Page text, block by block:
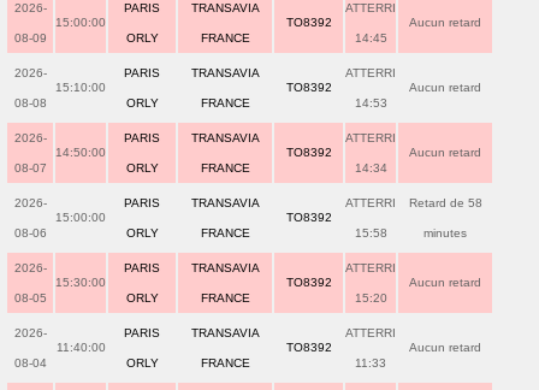
2026-
08-09
15:00:00
PARIS
ORLY
TRANSAVIA
FRANCE
TO8392
ATTERRI
14:45
Aucun retard
2026-
08-08
15:10:00
PARIS
ORLY
TRANSAVIA
FRANCE
TO8392
ATTERRI
14:53
Aucun retard
2026-
08-07
14:50:00
PARIS
ORLY
TRANSAVIA
FRANCE
TO8392
ATTERRI
14:34
Aucun retard
2026-
08-06
15:00:00
PARIS
ORLY
TRANSAVIA
FRANCE
TO8392
ATTERRI
15:58
Retard de 58
minutes
2026-
08-05
15:30:00
PARIS
ORLY
TRANSAVIA
FRANCE
TO8392
ATTERRI
15:20
Aucun retard
2026-
08-04
11:40:00
PARIS
ORLY
TRANSAVIA
FRANCE
TO8392
ATTERRI
11:33
Aucun retard